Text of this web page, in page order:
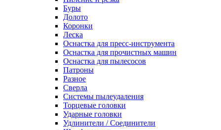
Буры
Долото
Коронки
Леска
Оснастка для пресс-инструмента
Оснастка для прочистных машин
Оснастка для пылесосов
Патроны
Разное
Сверла
Системы пылеудаления
Торцевые головки
Ударные головки
Удлинители / Соединители